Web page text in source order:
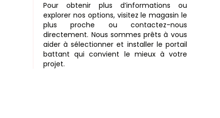
Pour obtenir plus d’informations ou
explorer nos options, visitez le magasin le
plus proche ou contactez-nous
directement. Nous sommes prêts à vous
aider à sélectionner et installer le portail
battant qui convient le mieux à votre
projet.